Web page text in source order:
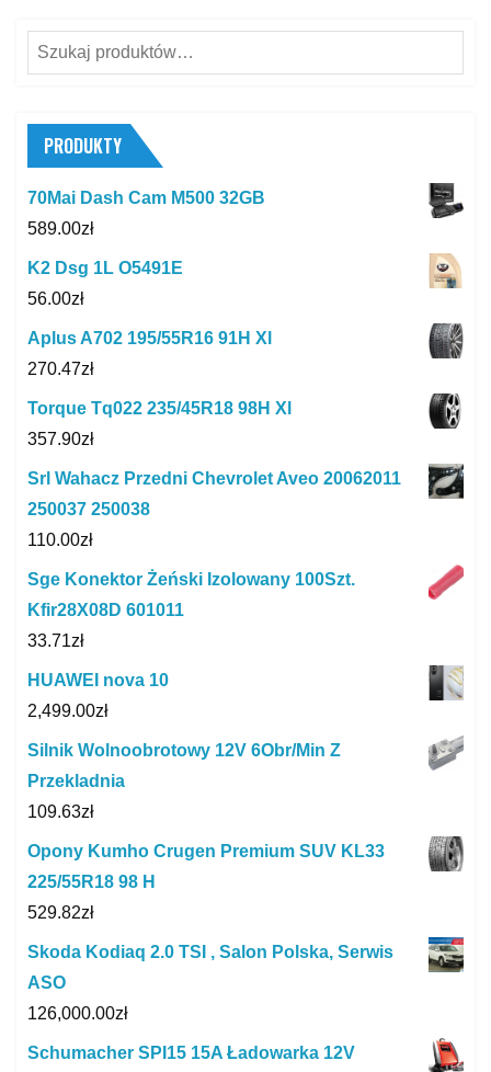
Szukaj:
PRODUKTY
70Mai Dash Cam M500 32GB
589.00zł
K2 Dsg 1L O5491E
56.00zł
Aplus A702 195/55R16 91H Xl
270.47zł
Torque Tq022 235/45R18 98H Xl
357.90zł
Srl Wahacz Przedni Chevrolet Aveo 20062011
250037 250038
110.00zł
Sge Konektor Żeński Izolowany 100Szt.
Kfir28X08D 601011
33.71zł
HUAWEI nova 10
2,499.00zł
Silnik Wolnoobrotowy 12V 6Obr/Min Z
Przekladnia
109.63zł
Opony Kumho Crugen Premium SUV KL33
225/55R18 98 H
529.82zł
Skoda Kodiaq 2.0 TSI , Salon Polska, Serwis
ASO
126,000.00zł
Schumacher SPI15 15A Ładowarka 12V